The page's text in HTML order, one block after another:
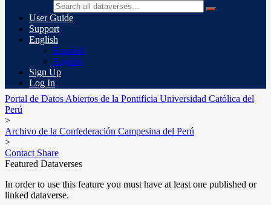
User Guide
Support
English
Español
English
Sign Up
Log In
Portal de Datos Abiertos de la Pontificia Universidad Católica del
Perú
>
Archivo de la Confederación Campesina del Perú
>
Contact Share
Featured Dataverses
In order to use this feature you must have at least one published or
linked dataverse.